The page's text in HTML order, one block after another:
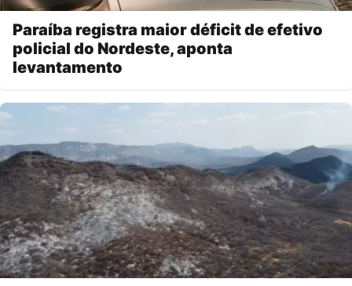
Paraíba registra maior déficit de efetivo
policial do Nordeste, aponta
levantamento